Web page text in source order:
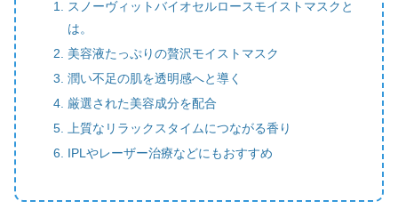
スノーヴィットバイオセルロースモイストマスクと
は。
美容液たっぷりの贅沢モイストマスク
潤い不足の肌を透明感へと導く
厳選された美容成分を配合
上質なリラックスタイムにつながる香り
IPLやレーザー治療などにもおすすめ